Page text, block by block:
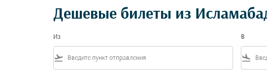
Дешевые билеты из
Из
flight_takeoff
В
flight_land